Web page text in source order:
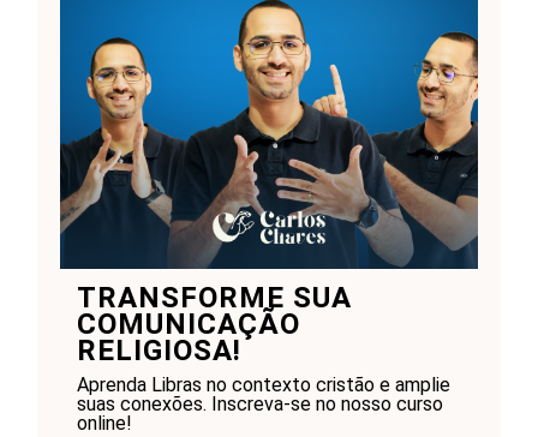
TRANSFORME SUA
COMUNICAÇÃO
RELIGIOSA!
Aprenda Libras no contexto cristão e amplie
suas conexões. Inscreva-se no nosso curso
online!